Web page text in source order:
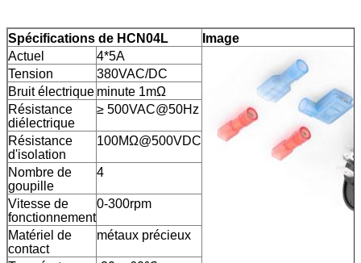
Spécifications de HCN04L
Image
Actuel
4*5A
Tension
380VAC/DC
Bruit électrique minute 1mΩ
Résistance
diélectrique
≥ 500VAC@50Hz
Résistance
d'isolation
100MΩ@500VDC
Nombre de
goupille
4
Vitesse de
fonctionnement
0-300rpm
Matériel de
contact
métaux précieux